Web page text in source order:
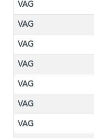
VAG
VAG
VAG
VAG
VAG
VAG
VAG